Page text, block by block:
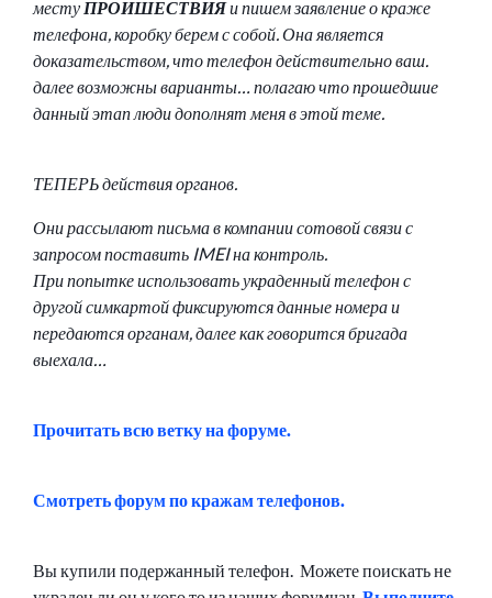
месту ПРОИШЕСТВИЯи пишем заявление о краже
телефона, коробку берем с собой. Она является
доказательством, что телефон действительно ваш.
далее возможны варианты… полагаю что прошедшие
данный этап люди дополнят меня в этой теме.
ТЕПЕРЬ действия органов.
Они рассылают письма в компании сотовой связи с
запросом поставить IMEI на контроль.
При попытке использовать украденный телефон с
другой симкартой фиксируются данные номера и
передаются органам, далее как говорится бригада
выехала…
Прочитать всю ветку на форуме.
Смотреть форум по кражам телефонов.
Вы купили подержанный телефон. Можете поискать не